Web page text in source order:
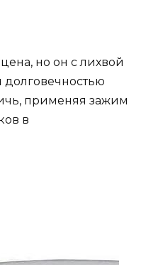
но он с лихвой
применяя зажим
в